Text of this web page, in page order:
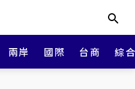
兩岸 國際 台商 綜